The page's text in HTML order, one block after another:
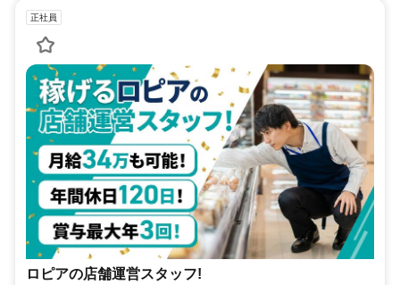
正社員
ロピアの店舗運営スタッフ!